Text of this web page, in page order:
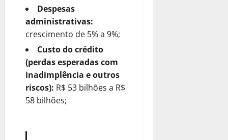
Despesas
administrativas:
crescimento de 5% a 9%;
Custo do crédito
(perdas esperadas com
inadimplência e outros
riscos): R$ 53 bilhões a R$
58 bilhões;